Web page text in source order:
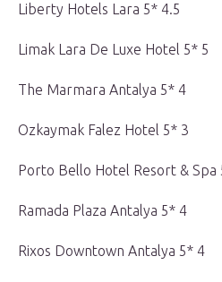
Liberty Hotels Lara 5* 4.5
Limak Lara De Luxe Hotel 5* 5
The Marmara Antalya 5* 4
Ozkaymak Falez Hotel 5* 3
Porto Bello Hotel Resort & Spa
Ramada Plaza Antalya 5* 4
Rixos Downtown Antalya 5* 4